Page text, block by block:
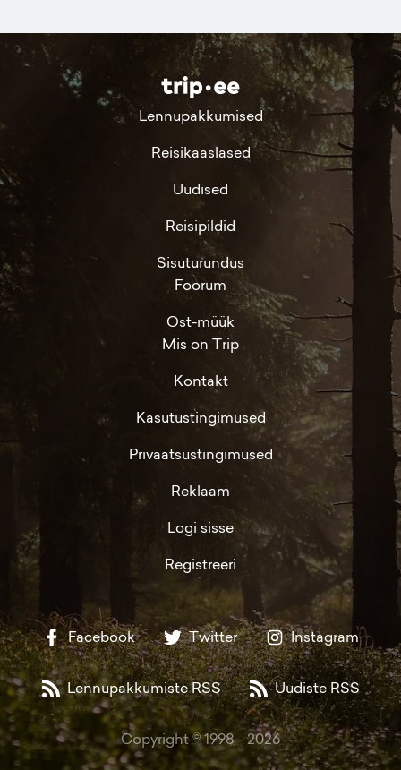
Lennupakkumised
Reisikaaslased
Uudised
Reisipildid
Sisuturundus
Foorum
Ost-müük
Mis on Trip
Kontakt
Kasutustingimused
Privaatsustingimused
Reklaam
Logi sisse
Registreeri
Facebook Twitter Instagram
Lennupakkumiste RSS Uudiste RSS
Copyright © 1998 -2026